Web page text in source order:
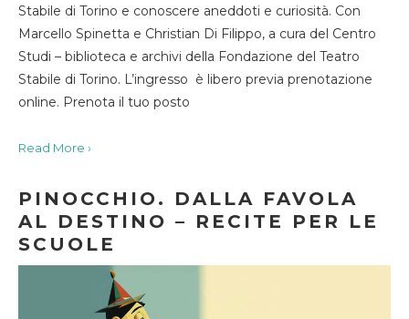
Stabile di Torino e conoscere aneddoti e curiosità. Con
Marcello Spinetta e Christian Di Filippo, a cura del Centro
Studi – biblioteca e archivi della Fondazione del Teatro
Stabile di Torino. L’ingresso è libero previa prenotazione
online. Prenota il tuo posto
Read More ›
PINOCCHIO. DALLA FAVOLA
AL DESTINO – RECITE PER LE
SCUOLE